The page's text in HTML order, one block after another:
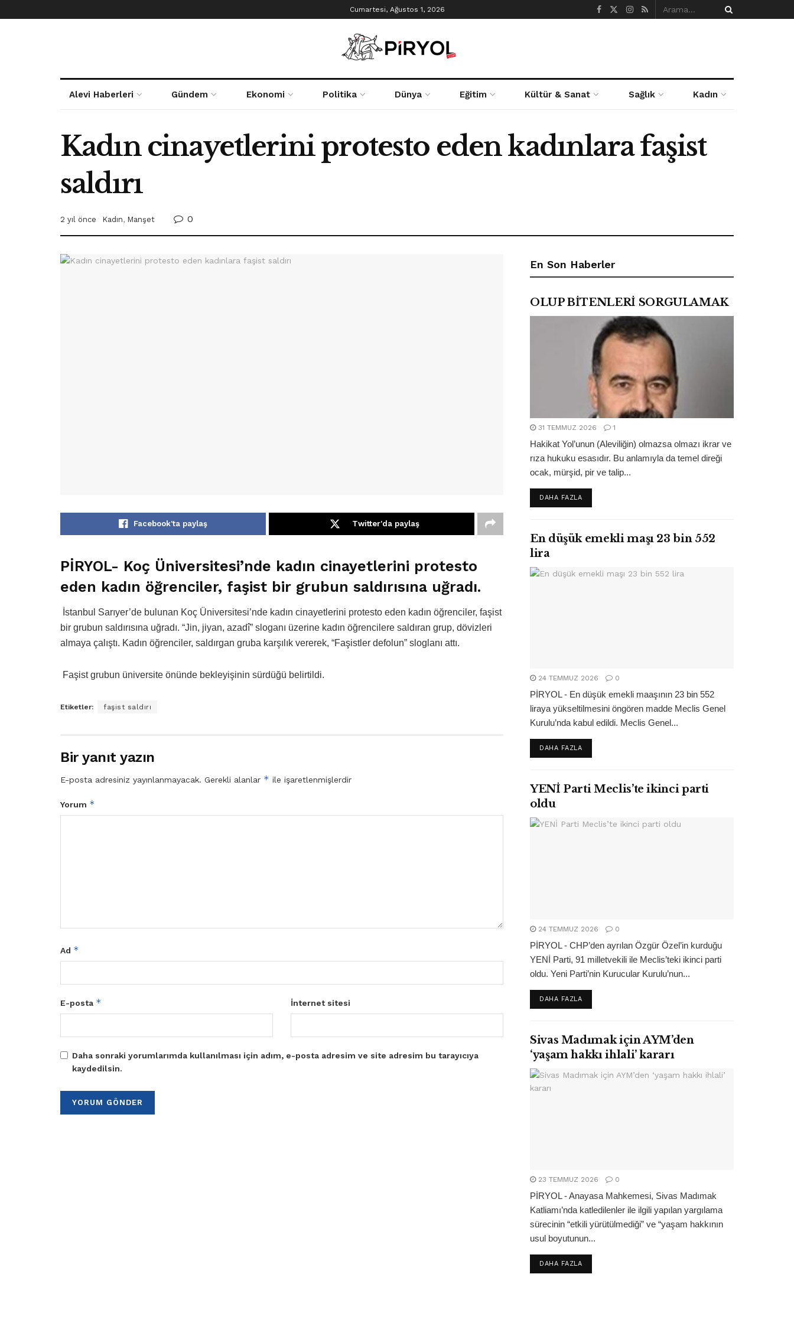
Cumartesi, Ağustos 1, 2026
Alevi Haberleri Gündem Ekonomi Politika Dünya Eğitim Kültür & Sanat Sağlık Kadın
Kadın cinayetlerini protesto eden kadınlara faşist
saldırı
2 yıl önce Kadın, Manşet 0
Facebook'ta paylaş Twitter'da paylaş
PİRYOL- Koç Üniversitesi’nde kadın cinayetlerini protesto
eden kadın öğrenciler, faşist bir grubun saldırısına uğradı.
İstanbul Sarıyer’de bulunan Koç Üniversitesi’nde kadın cinayetlerini protesto eden kadın öğrenciler, faşist
bir grubun saldırısına uğradı. “Jin, jiyan, azadî” sloganı üzerine kadın öğrencilere saldıran grup, dövizleri
almaya çalıştı. Kadın öğrenciler, saldırgan gruba karşılık vererek, “Faşistler defolun” sloglanı attı.
Faşist grubun üniversite önünde bekleyişinin sürdüğü belirtildi.
Etiketler: faşist saldırı
Bir yanıt yazın
E-posta adresiniz yayınlanmayacak. Gerekli alanlar * ile işaretlenmişlerdir
Yorum *
Ad *
E-posta * İnternet sitesi
Daha sonraki yorumlarımda kullanılması için adım, e-posta adresim ve site adresim bu tarayıcıya
kaydedilsin.
En Son Haberler
OLUP BİTENLERİ SORGULAMAK
31 TEMMUZ 2026 1
Hakikat Yol’unun (Aleviliğin) olmazsa olmazı ikrar ve
rıza hukuku esasıdır. Bu anlamıyla da temel direği
ocak, mürşid, pir ve talip...
DAHA FAZLADETAILS
En düşük emekli maşı 23 bin 552
lira
24 TEMMUZ 2026 0
PİRYOL - En düşük emekli maaşının 23 bin 552
liraya yükseltilmesini öngören madde Meclis Genel
Kurulu’nda kabul edildi. Meclis Genel...
DAHA FAZLADETAILS
YENİ Parti Meclis’te ikinci parti
oldu
24 TEMMUZ 2026 0
PİRYOL - CHP’den ayrılan Özgür Özel’in kurduğu
YENİ Parti, 91 milletvekili ile Meclis’teki ikinci parti
oldu. Yeni Parti’nin Kurucular Kurulu’nun...
DAHA FAZLADETAILS
Sivas Madımak için AYM’den
‘yaşam hakkı ihlali’ kararı
23 TEMMUZ 2026 0
PİRYOL - Anayasa Mahkemesi, Sivas Madımak
Katliamı’nda katledilenler ile ilgili yapılan yargılama
sürecinin “etkili yürütülmediği” ve “yaşam hakkının
usul boyutunun...
DAHA FAZLADETAILS